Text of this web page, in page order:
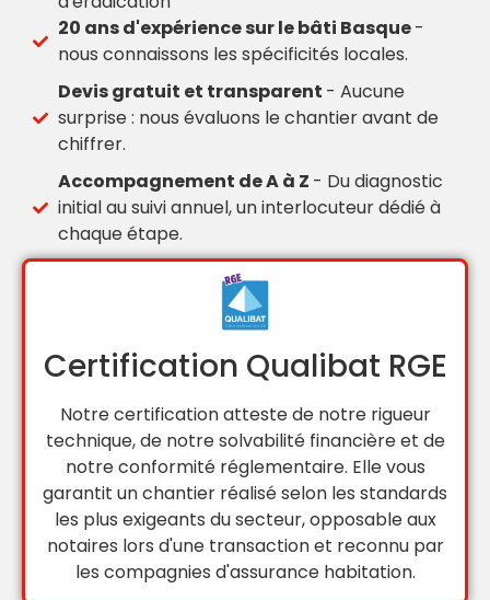
20 ans d'expérience sur le bâti Basque-
nous connaissons les spécificités locales.
Devis gratuit et transparent - Aucune
surprise : nous évaluons le chantier avant de
chiffrer.
Accompagnement de A à Z - Du diagnostic
initial au suivi annuel, un interlocuteur dédié à
chaque étape.
Certification Qualibat RGE
Notre certification atteste de notre rigueur
technique, de notre solvabilité financière et de
notre conformité réglementaire. Elle vous
garantit un chantier réalisé selon les standards
les plus exigeants du secteur, opposable aux
notaires lors d'une transaction et reconnu par
les compagnies d'assurance habitation.